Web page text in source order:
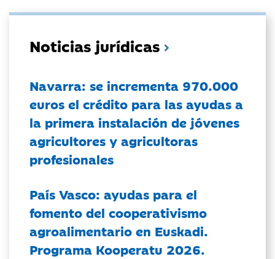
Noticias jurídicas
Navarra: se incrementa 970.000
euros el crédito para las ayudas a
la primera instalación de jóvenes
agricultores y agricultoras
profesionales
País Vasco: ayudas para el
fomento del cooperativismo
agroalimentario en Euskadi.
Programa Kooperatu 2026.